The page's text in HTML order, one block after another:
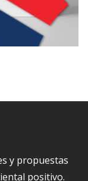
y propuestas
positivo.